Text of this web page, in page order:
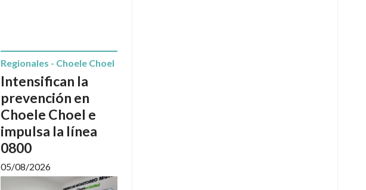
Intensifican la
prevención en
Choele Choel e
impulsa la línea
0800
Regionales - Choele Choel
05/08/2026